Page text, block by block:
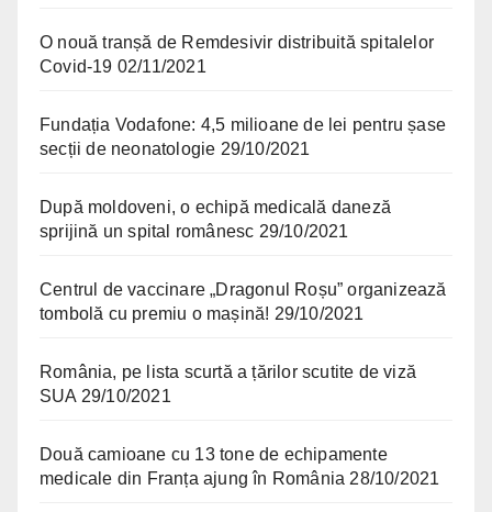
O nouă tranșă de Remdesivir distribuită spitalelor
Covid-19 02/11/2021
Fundația Vodafone: 4,5 milioane de lei pentru șase
secții de neonatologie 29/10/2021
După moldoveni, o echipă medicală daneză
sprijină un spital românesc 29/10/2021
Centrul de vaccinare „Dragonul Roșu” organizează
tombolă cu premiu o mașină! 29/10/2021
România, pe lista scurtă a țărilor scutite de viză
SUA 29/10/2021
Două camioane cu 13 tone de echipamente
medicale din Franța ajung în România 28/10/2021